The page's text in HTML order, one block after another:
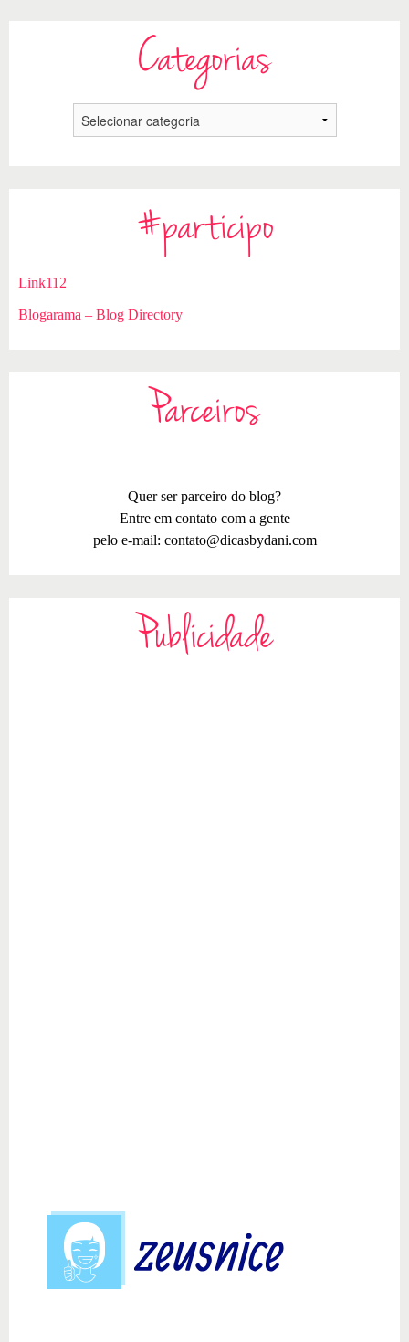
Categorias
#participo
Link112
Blogarama – Blog Directory
Parceiros
Quer ser parceiro do blog?
Entre em contato com a gente
pelo e-mail: contato@dicasbydani.com
Publicidade